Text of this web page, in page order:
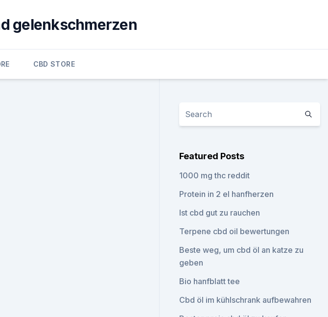
gelenkschmerzen
CBD STORE
Featured Posts
1000 mg thc reddit
Protein in 2 el hanfherzen
Ist cbd gut zu rauchen
Terpene cbd oil bewertungen
Beste weg, um cbd öl an katze zu
geben
Bio hanfblatt tee
Cbd öl im kühlschrank aufbewahren